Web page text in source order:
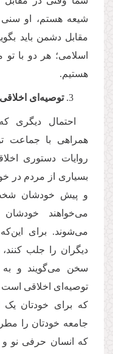
شیعه هستم، او سنی
مقابل دشمن باید
اسلامی؛ هر دو با
هستیم.
توصیه‌ای
احتمال دیگری
همراهی با جماعت
روایات دستوری
بسیاری از مردم در
و پیش خودشان
می‌خواهند
می‌شوند. برای
دیگران را جلب
سخن می‌گویند و به
توصیه‌ای اخلاقی است
که برای خودتان یک
جامعه خودتان را
که انسان حرفی نو و